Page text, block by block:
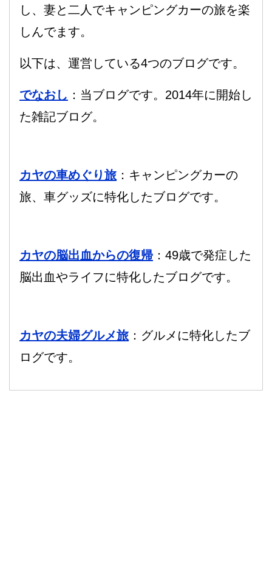
し、妻と二人でキャンピングカーの旅を楽
しんでます。
以下は、運営している4つのブログです。
でなおし ：当ブログです。2014年に開始し
た雑記ブログ。
カヤの車めぐり旅 ：キャンピングカーの
旅、車グッズに特化したブログです。
カヤの脳出血からの復帰 ：49歳で発症した
脳出血やライフに特化したブログです。
カヤの夫婦グルメ旅 ：グルメに特化したブ
ログです。